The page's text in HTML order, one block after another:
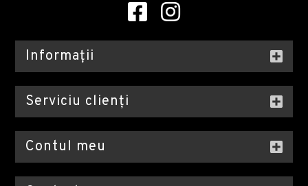
Informații
Serviciu clienți
Contul meu